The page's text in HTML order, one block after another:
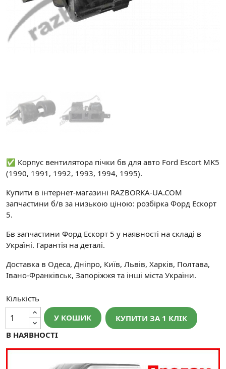
✅ Корпус вентилятора пічки бв для авто Ford Escort MK5
(1990, 1991, 1992, 1993, 1994, 1995).
Купити в інтернет-магазині RAZBORKA-UA.COM
запчастини б/в за низькою ціною: розбірка Форд Ескорт
5.
Бв запчастини Форд Ескорт 5 у наявності на складі в
Україні. Гарантія на деталі.
Доставка в Одеса, Дніпро, Київ, Львів, Харків, Полтава,
Івано-Франківськ, Запоріжжя та інші міста України.
Кількість
У КОШИК
КУПИТИ ЗА 1 КЛIК
В НАЯВНОСТІ